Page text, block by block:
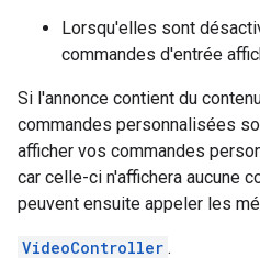
Lorsqu'elles sont
commandes d'entrée
Si l'annonce contient du
commandes personnalisées
afficher vos commandes
car celle-ci n'affichera aucune
peuvent ensuite appeler les
VideoController .